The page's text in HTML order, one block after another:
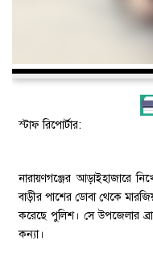
স্টাফ রিপোর্টার:
নারায়ণগঞ্জের আড়াইহাজারে
বাড়ীর পাশের ডোবা থেকে
করেছে পুলিশ। সে উপজেলার
কন্যা।